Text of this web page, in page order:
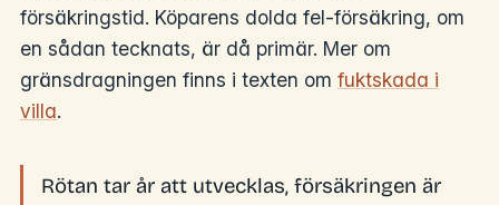
försäkringstid. Köparens dolda fel-försäkring, om
en sådan tecknats, är då primär. Mer om
gränsdragningen finns i texten om fuktskada i
villa.
Rötan tar år att utvecklas, försäkringen är